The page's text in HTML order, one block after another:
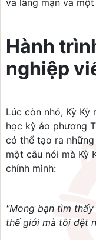
và lãng mạn và
Hành
nghiệp
Lúc còn nhỏ, Kỳ
học kỳ ảo phương
có thể tạo ra
một câu nói mà Kỳ
chính mình:
"Mong bạn tìm
thế giới mà tôi dệt